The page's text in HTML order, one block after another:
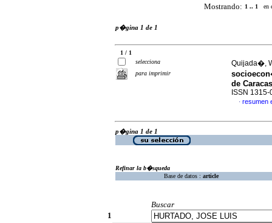
Mostrando: 1 .. 1 en
p�gina 1 de 1
1 / 1
selecciona
para imprimir
Quijada�,
de Caracas
ISSN 1315-
· resumen
p�gina 1 de 1
Refinar la b�squeda
Base de datos : article
Buscar
1